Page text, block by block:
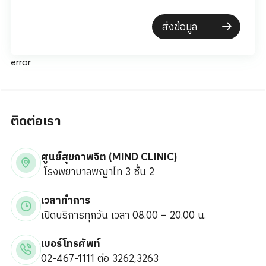
ส่งข้อมูล
error
ติดต่อเรา
ศูนย์สุขภาพจิต (MIND CLINIC)
โรงพยาบาลพญาไท 3 ชั้น 2
เวลาทำการ
เปิดบริการทุกวัน เวลา 08.00 – 20.00 น.
เบอร์โทรศัพท์
02-467-1111 ต่อ 3262,3263